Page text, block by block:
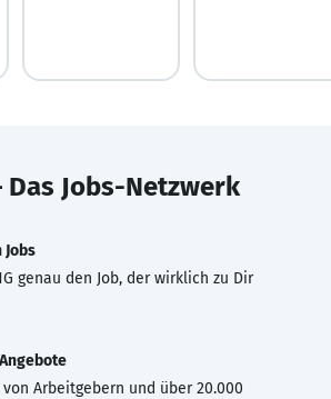
Das Jobs-Netzwerk
genau den Job, der wirklich zu Dir
Arbeitgebern und über 20.000